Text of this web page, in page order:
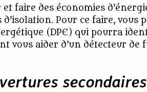
faire des économies
Pour ce faire, vous
(DPE) qui pourra
vous aider d’un détecteur de
secondaires